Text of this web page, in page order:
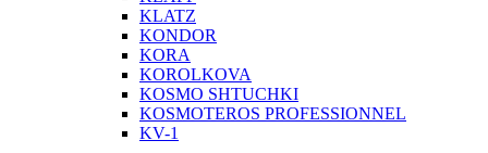
KLATZ
KONDOR
KORA
KOROLKOVA
KOSMO SHTUCHKI
KOSMOTEROS PROFESSIONNEL
KV-1